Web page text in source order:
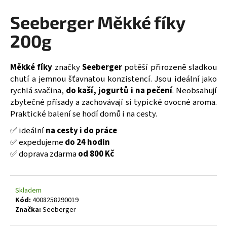
Seeberger Měkké fíky
200g
Měkké fíky značkySeeberger potěší přirozeně sladkou
chutí a jemnou šťavnatou konzistencí. Jsou ideální jako
rychlá svačina, do kaší, jogurtů i na pečení. Neobsahují
zbytečné přísady a zachovávají si typické ovocné aroma.
Praktické balení se hodí domů i na cesty.
✅ ideálnína cesty i do práce
✅ expedujemedo 24 hodin
✅ doprava zdarmaod 800 Kč
Skladem
Kód: 4008258290019
Značka: Seeberger
a
j
í
t
?
HLEDAT
o
o